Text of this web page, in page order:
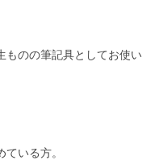
ものの筆記具としてお使い
いる方。